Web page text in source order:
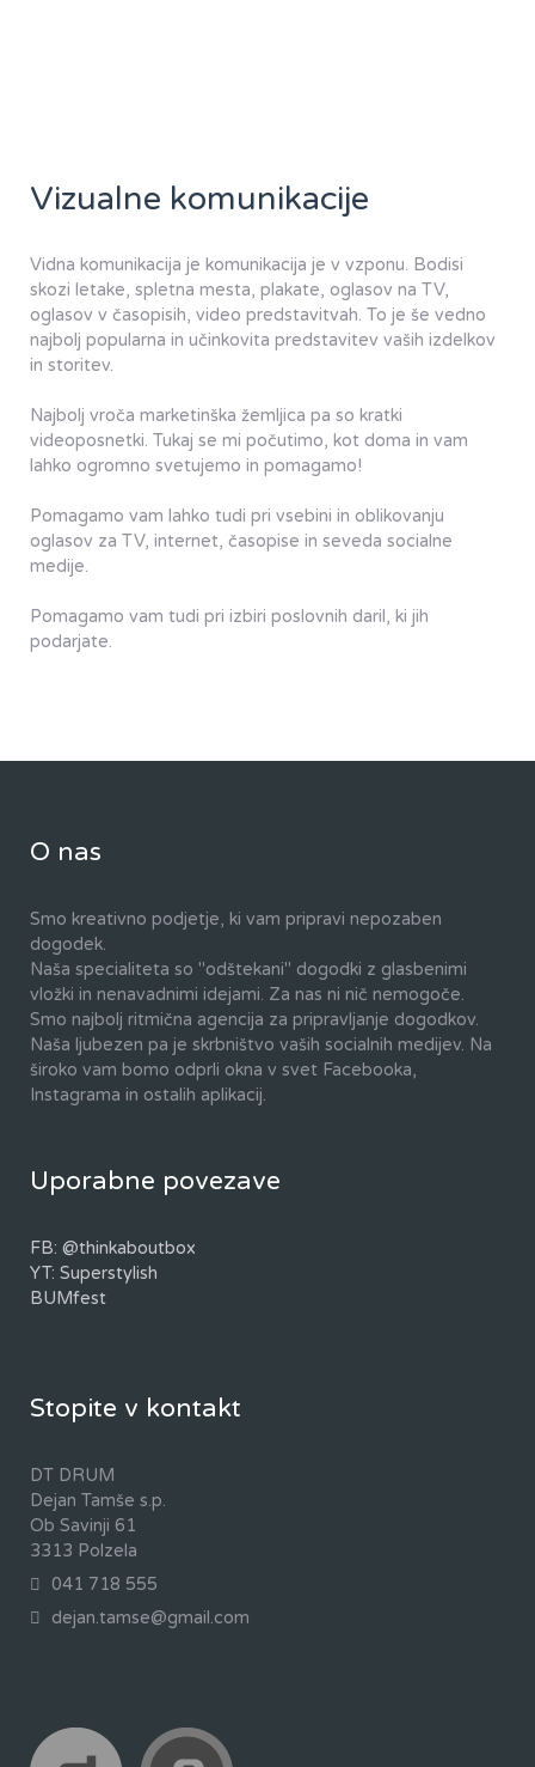
Vizualne komunikacije
Vidna komunikacija je komunikacija je v vzponu. Bodisi
skozi letake, spletna mesta, plakate, oglasov na TV,
oglasov v časopisih, video predstavitvah. To je še vedno
najbolj popularna in učinkovita predstavitev vaših izdelkov
in storitev.
​Najbolj vroča marketinška žemljica pa so kratki
videoposnetki. Tukaj se mi počutimo, kot doma in vam
lahko ogromno svetujemo in pomagamo!​
Pomagamo vam lahko tudi pri vsebini in oblikovanju
oglasov za TV, internet, časopise in seveda socialne
medije.
Pomagamo vam tudi pri izbiri poslovnih daril, ki jih
podarjate.
O nas
Smo kreativno podjetje, ki vam pripravi nepozaben
dogodek.
Naša specialiteta so "odštekani" dogodki z glasbenimi
vložki in nenavadnimi idejami. Za nas ni nič nemogoče.
Smo najbolj ritmična agencija za pripravljanje dogodkov.
Naša ljubezen pa je skrbništvo vaših socialnih medijev. Na
široko vam bomo odprli okna v svet Facebooka,
Instagrama in ostalih aplikacij.
Uporabne povezave
FB: @thinkaboutbox
YT: Superstylish
BUMfest
Stopite v kontakt
DT DRUM
Dejan Tamše s.p.
Ob Savinji 61
3313 Polzela
041 718 555
dejan.tamse@gmail.com